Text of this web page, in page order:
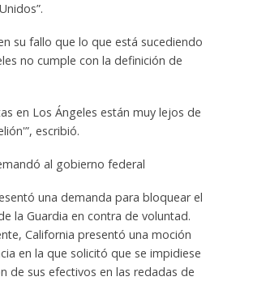
su fallo que lo que está sucediendo
no cumple con la definición de
en Los Ángeles están muy lejos de
escribió.
al gobierno federal
una demanda para bloquear el
la Guardia en contra de voluntad.
California presentó una moción
en la que solicitó que se impidiese
de sus efectivos en las redadas de